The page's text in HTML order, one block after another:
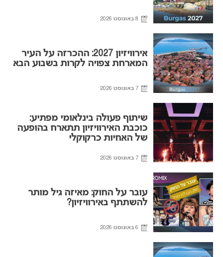
8 באוגוסט 2026
אירוויזיון 2027: ההכרזה על העיר
המארחת צפויה לקרות בשבוע הבא
7 באוגוסט 2026
שיתוף פעולה בינלאומי מפתיע:
כוכבת האירוויזיון תתארח בהופעה
של האחיות כרקוקלי
7 באוגוסט 2026
עובר על החוק: מאיזה גיל מותר
להשתתף באירוויזיון?
6 באוגוסט 2026